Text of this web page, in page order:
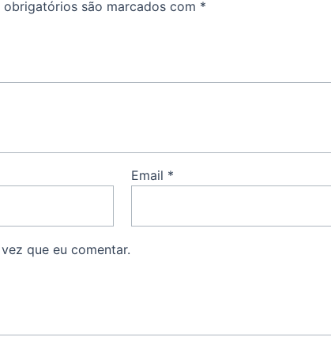
obrigatórios são marcados com *
Email *
que eu comentar.